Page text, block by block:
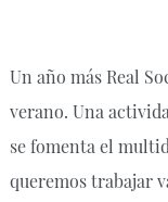
Un año más Real
verano. Una
se fomenta el
queremos trabajar